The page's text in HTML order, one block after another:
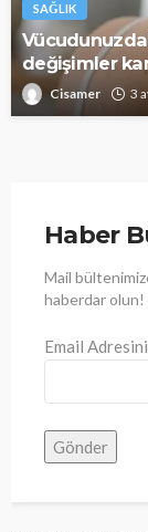
SAĞLIK
değişimler
Cisamer 3
Haber
Mail
haberdar olun!
Email